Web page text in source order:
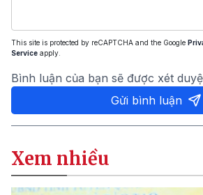
This site is protected by reCAPTCHA and the Google
Service apply.
Bình luận của bạn sẽ được xét
Gửi bình luận
Xem nhiều